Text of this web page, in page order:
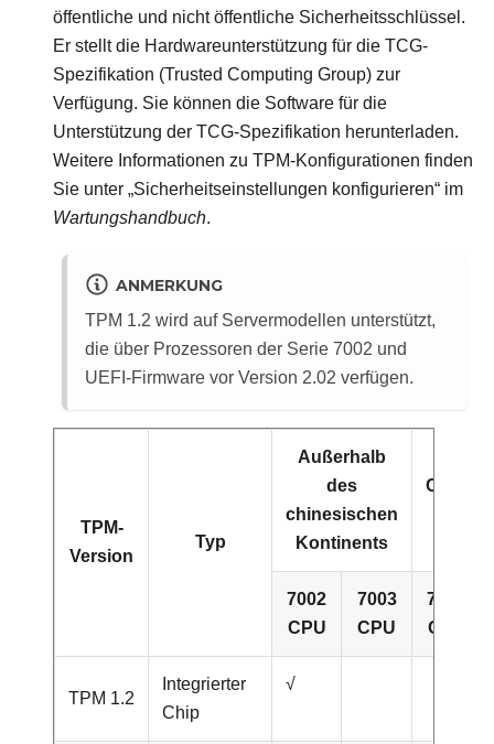
öffentliche und nicht öffentliche Sicherheitsschlüssel.
Er stellt die Hardwareunterstützung für die TCG-
Spezifikation (Trusted Computing Group) zur
Verfügung. Sie können die Software für die
Unterstützung der TCG-Spezifikation herunterladen.
Weitere Informationen zu TPM-Konfigurationen finden
Sie unter Sicherheitseinstellungen konfigurieren
im
Wartungshandbuch.
ANMERKUNG
TPM 1.2 wird auf Servermodellen unterstützt,
die über Prozessoren der Serie 7002 und
UEFI-Firmware vor Version 2.02 verfügen.
TPM-
Version
Typ
Außerhalb
des
chinesischen
Kontinents
7002
CPU
7003
CPU
7002
CPU
TPM 1.2
Integrierter
Chip
√